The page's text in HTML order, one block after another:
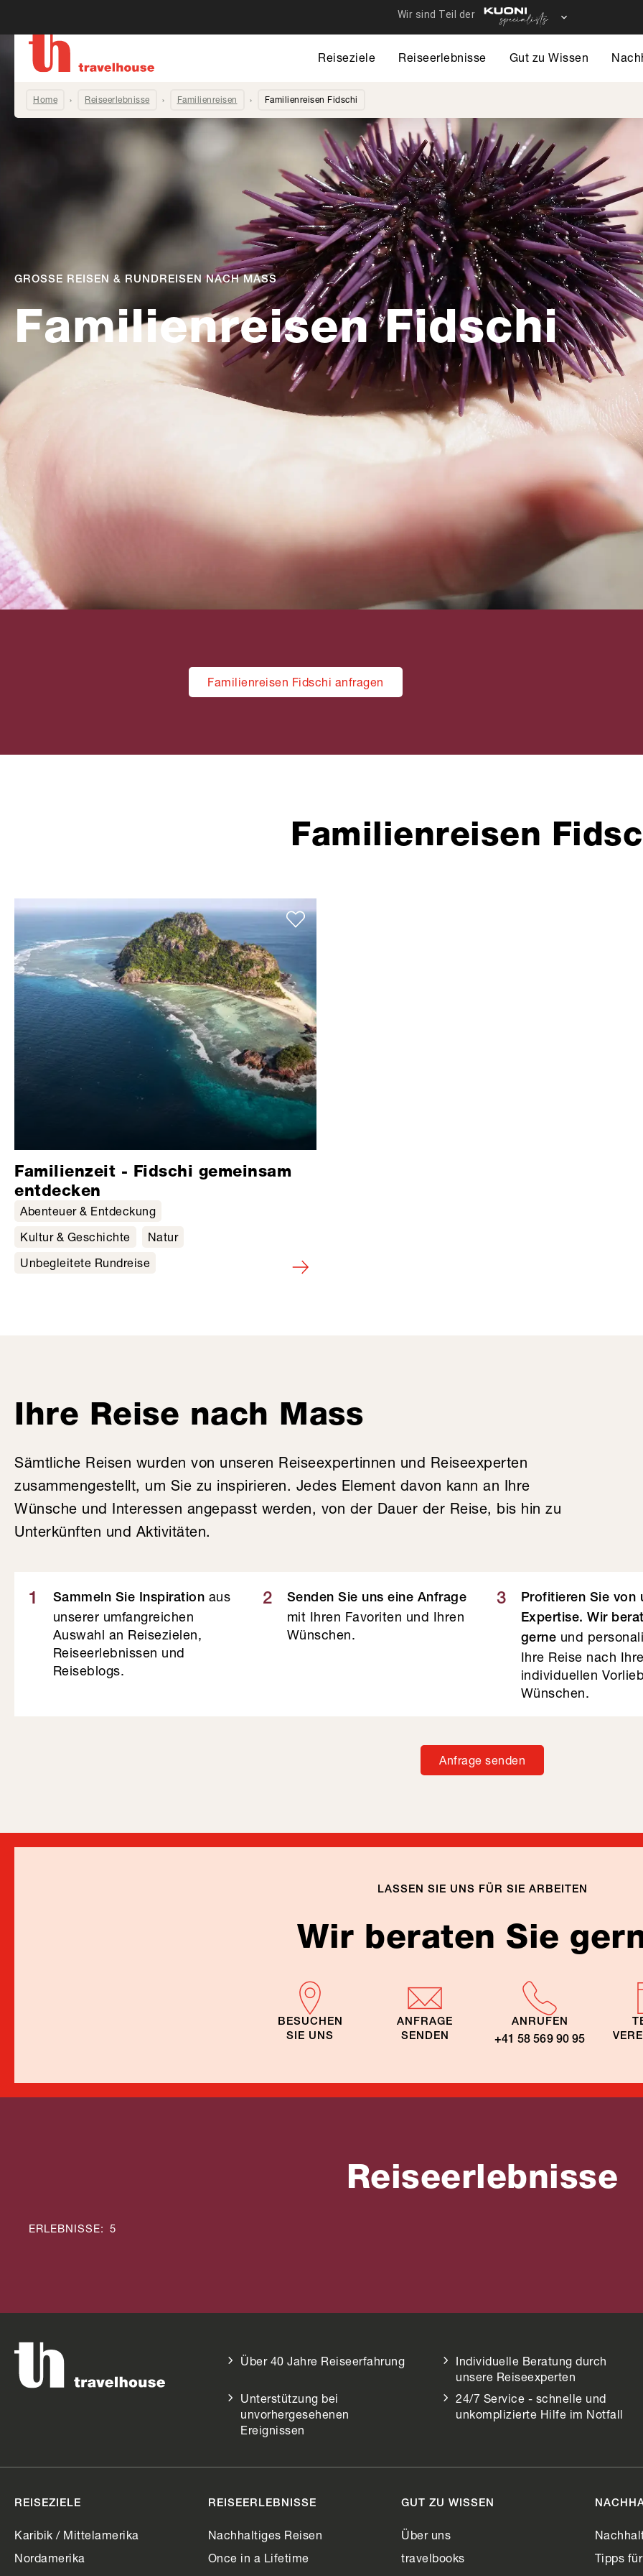
Reiseziele Reiseerlebnisse Gut zu Wissen
Home Reiseerlebnisse Familienreisen Familienreisen Fidschi
Familienreisen Fidschi
GROSSE REISEN & RUNDREISEN NACH MASS
Familienreisen Fidschi anfragen
Familienreisen
Familienzeit - Fidschi gemeinsam
entdecken
Abenteuer & Entdeckung
Kultur & Geschichte
Natur
Unbegleitete Rundreise
Ihre Reise nach Mass
Sämtliche Reisen wurden von unseren Reiseexpertinnen und Reiseexperten
zusammengestellt, um Sie zu inspirieren. Jedes Element davon kann an Ihre
Wünsche und Interessen angepasst werden, von der Dauer der Reise, bis hin zu
Unterkünften und Aktivitäten.
1 Sammeln Sie Inspiration aus
unserer umfangreichen
Auswahl an Reisezielen,
Reiseerlebnissen und
Reiseblogs.
2 Senden Sie uns eine Anfrage
mit Ihren Favoriten und Ihren
Wünschen.
3
Profitieren Sie von
Expertise. Wir
gerne und
Ihre Reise nach
individuellen
Wünschen.
Anfrage senden
LASSEN SIE UNS FÜR SIE ARBEITEN
Wir beraten Sie
BESUCHEN
SIE UNS
ANFRAGE
SENDEN
ANRUFEN
+41 58 569 90 95
Reiseerlebnisse
ERLEBNISSE: 5
Über 40 Jahre Reiseerfahrung
Individuelle Beratung durch
unsere Reiseexperten
Unterstützung bei
unvorhergesehenen
Ereignissen
24/7 Service - schnelle und
unkomplizierte Hilfe im Notfall
REISEZIELE
Karibik / Mittelamerika
Nordamerika
REISEERLEBNISSE
Nachhaltiges Reisen
Once in a Lifetime
GUT ZU WISSEN
Über uns
travelbooks
Tipps